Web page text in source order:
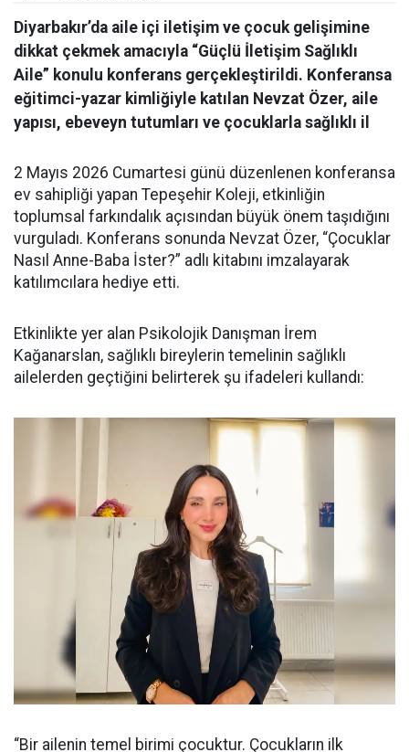
Diyarbakır’da aile içi iletişim ve çocuk gelişimine
dikkat çekmek amacıyla “Güçlü İletişim Sağlıklı
Aile” konulu konferans gerçekleştirildi. Konferansa
eğitimci-yazar kimliğiyle katılan Nevzat Özer, aile
yapısı, ebeveyn tutumları ve çocuklarla sağlıklı il
2 Mayıs 2026 Cumartesi günü düzenlenen konferansa
ev sahipliği yapan Tepeşehir Koleji, etkinliğin
toplumsal farkındalık açısından büyük önem taşıdığını
vurguladı. Konferans sonunda Nevzat Özer, “Çocuklar
Nasıl Anne-Baba İster?” adlı kitabını imzalayarak
katılımcılara hediye etti.
Etkinlikte yer alan Psikolojik Danışman İrem
Kağanarslan, sağlıklı bireylerin temelinin sağlıklı
ailelerden geçtiğini belirterek şu ifadeleri kullandı:
“Bir ailenin temel birimi çocuktur. Çocukların ilk